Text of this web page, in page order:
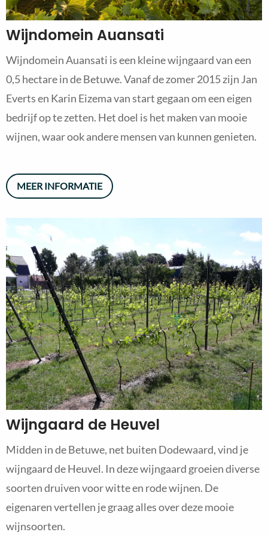
Wijndomein Auansati
Wijndomein Auansati is een kleine wijngaard van een
0,5 hectare in de Betuwe. Vanaf de zomer 2015 zijn Jan
Everts en Karin Eizema van start gegaan om een eigen
bedrijf op te zetten. Het doel is het maken van mooie
wijnen, waar ook andere mensen van kunnen genieten.
MEER INFORMATIE
Wijngaard de Heuvel
Midden in de Betuwe, net buiten Dodewaard, vind je
wijngaard de Heuvel. In deze wijngaard groeien diverse
soorten druiven voor witte en rode wijnen. De
eigenaren vertellen je graag alles over deze mooie
wijnsoorten.